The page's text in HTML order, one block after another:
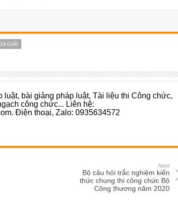
GIẢI
luật, bài giảng pháp luật, Tài liệu thi Công chức,
công chức... Liên hệ:
Điện thoại, Zalo: 0935634572
Next
Bộ câu hỏi trắc nghiệm kiến
thức chung thi công chức Bộ
Công thương năm 2020